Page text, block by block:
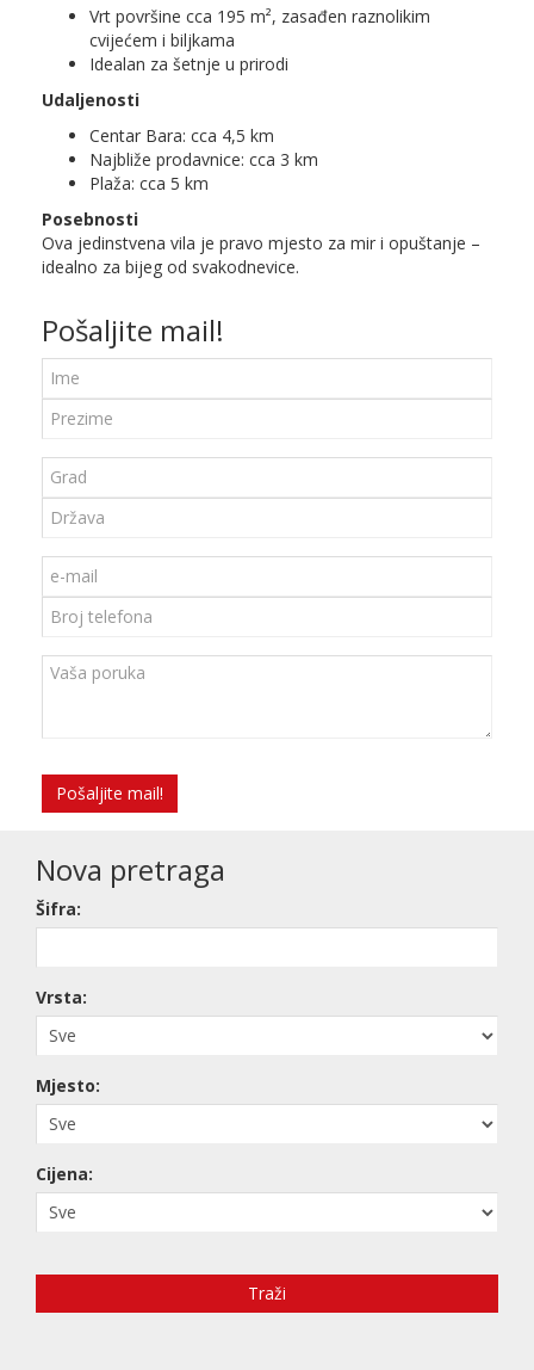
Vrt površine cca 195 m², zasađen raznolikim
cvijećem i biljkama
Idealan za šetnje u prirodi
Udaljenosti
Centar Bara: cca 4,5 km
Najbliže prodavnice: cca 3 km
Plaža: cca 5 km
Posebnosti
Ova jedinstvena vila je pravo mjesto za mir i opuštanje –
idealno za bijeg od svakodnevice.
Pošaljite mail!
Pošaljite mail!
Nova pretraga
Šifra:
Vrsta:
Mjesto:
Cijena:
Traži